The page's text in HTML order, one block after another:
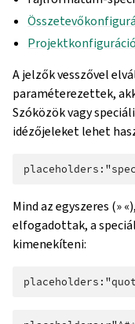
Projektkonfiguráció
A jelzők vesszővel
paraméterezettek,
Szóközök vagy
idézőjeleket lehet
Mind az egyszeres (»
elfogadottak, a
kimenekíteni: